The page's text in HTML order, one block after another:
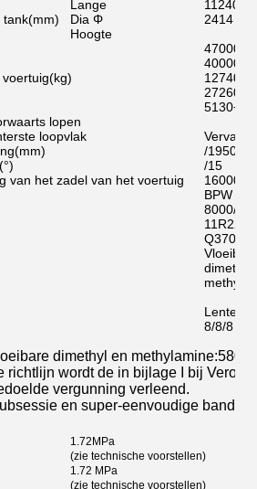
tank(mm)
Lange
11240
Dia Φ
2414
Hoogte
47000
40000
(kg)
12740
27260
lopen
loopvlak
(mm)
/1950
(°)
/15
van het zadel van het voertuig
16000
BPW
8000/
Q370R
8/8/8
dimethyl en methylamine:580
richtlijn wordt de in bijlage I bij
vergunning verleend.
en super-eenvoudige band
1.72MPa
(zie technische voorstellen)
1.72 MPa
(zie technische voorstellen)